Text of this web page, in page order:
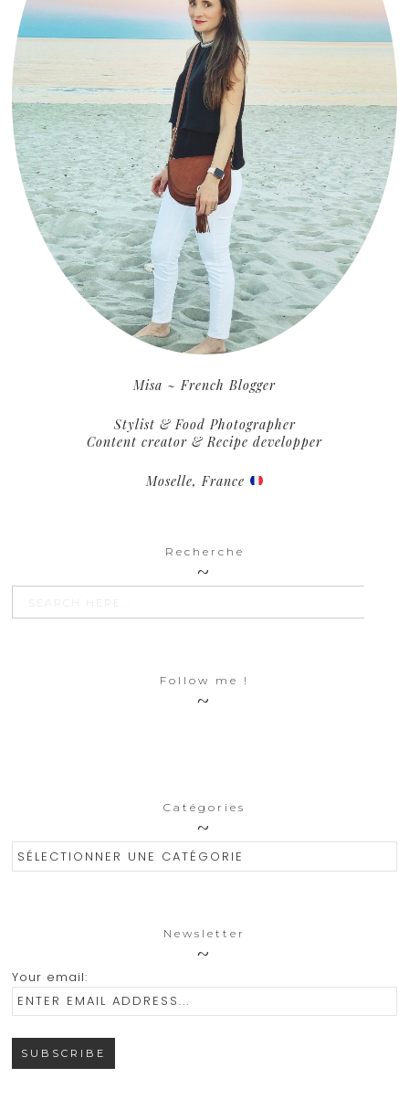
Misa ~ French Blogger
Stylist & Food Photographer
Content creator & Recipe developper
Moselle, France
Recherche
Search SEARCH
Follow me !
Catégories
Catégories
Newsletter
Your email: